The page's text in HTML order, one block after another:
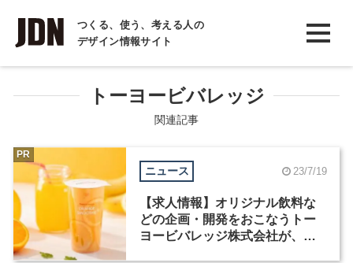
つくる、使う、考える人の
デザイン情報サイト
INTERVIEW
インタビュー
REPORT
COLUMN
コラム
トーヨービバレッジ
関連記事
ニュース 23/7/19
【求人情報】オリジナル飲料な
どの企画・開発をおこなうトー
ヨービバレッジ株式会社が、パ
PR